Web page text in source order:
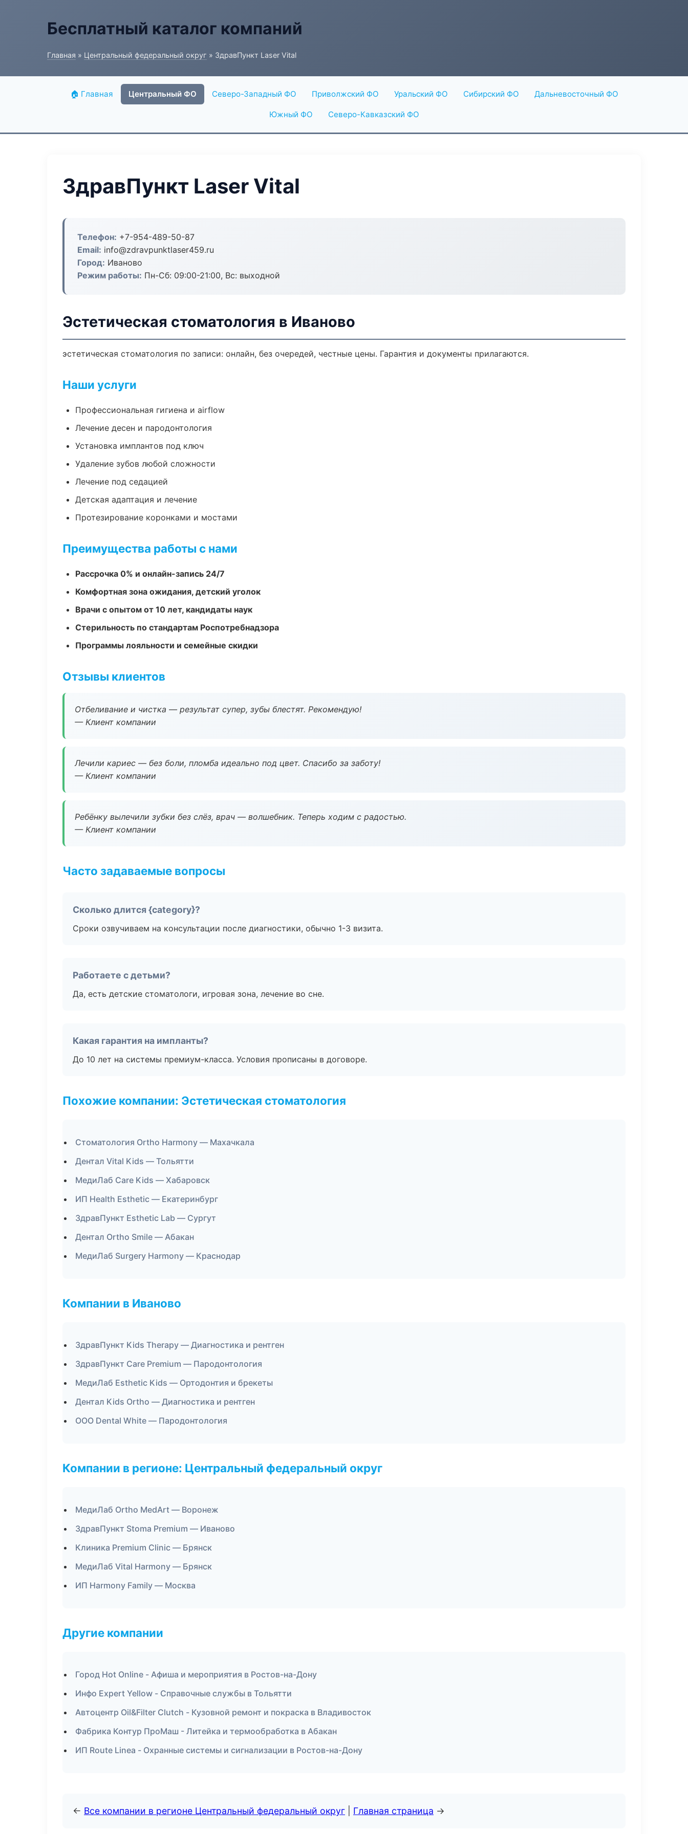
Бесплатный каталог компаний
Главная » Центральный федеральный округ » ЗдравПункт Laser Vital
🏠 Главная Центральный ФО Северо-Западный ФО Приволжский ФО Уральский ФО Сибирский ФО Дальневосточный ФО
Южный ФО Северо-Кавказский ФО
ЗдравПункт Laser Vital
Телефон: +7-954-489-50-87
Email: info@zdravpunktlaser459.ru
Город: Иваново
Режим работы: Пн-Сб: 09:00-21:00, Вс: выходной
Эстетическая стоматология в Иваново
эстетическая стоматология по записи: онлайн, без очередей, честные цены. Гарантия и документы прилагаются.
Наши услуги
Профессиональная гигиена и airflow
Лечение десен и пародонтология
Установка имплантов под ключ
Удаление зубов любой сложности
Лечение под седацией
Детская адаптация и лечение
Протезирование коронками и мостами
Преимущества работы с нами
Рассрочка 0% и онлайн-запись 24/7
Комфортная зона ожидания, детский уголок
Врачи с опытом от 10 лет, кандидаты наук
Стерильность по стандартам Роспотребнадзора
Программы лояльности и семейные скидки
Отзывы клиентов
Отбеливание и чистка — результат супер, зубы блестят. Рекомендую!
— Клиент компании
Лечили кариес — без боли, пломба идеально под цвет. Спасибо за заботу!
— Клиент компании
Ребёнку вылечили зубки без слёз, врач — волшебник. Теперь ходим с радостью.
— Клиент компании
Часто задаваемые вопросы
Сколько длится {category}?
Сроки озвучиваем на консультации после диагностики, обычно 1-3 визита.
Работаете с детьми?
Да, есть детские стоматологи, игровая зона, лечение во сне.
Какая гарантия на импланты?
До 10 лет на системы премиум-класса. Условия прописаны в договоре.
Похожие компании: Эстетическая стоматология
Стоматология Ortho Harmony — Махачкала
Дентал Vital Kids — Тольятти
МедиЛаб Care Kids — Хабаровск
ИП Health Esthetic — Екатеринбург
ЗдравПункт Esthetic Lab — Сургут
Дентал Ortho Smile — Абакан
МедиЛаб Surgery Harmony — Краснодар
Компании в Иваново
ЗдравПункт Kids Therapy — Диагностика и рентген
ЗдравПункт Care Premium — Пародонтология
МедиЛаб Esthetic Kids — Ортодонтия и брекеты
Дентал Kids Ortho — Диагностика и рентген
ООО Dental White — Пародонтология
Компании в регионе: Центральный федеральный округ
МедиЛаб Ortho MedArt — Воронеж
ЗдравПункт Stoma Premium — Иваново
Клиника Premium Clinic — Брянск
МедиЛаб Vital Harmony — Брянск
ИП Harmony Family — Москва
Другие компании
Город Hot Online - Афиша и мероприятия в Ростов-на-Дону
Инфо Expert Yellow - Справочные службы в Тольятти
Автоцентр Oil&Filter Clutch - Кузовной ремонт и покраска в Владивосток
Фабрика Контур ПроМаш - Литейка и термообработка в Абакан
ИП Route Linea - Охранные системы и сигнализации в Ростов-на-Дону
← Все компании в регионе Центральный федеральный округ Главная страница →